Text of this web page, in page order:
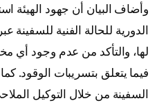
وأضاف البيان أن جهود الهيئة
الدورية للحالة الفنية للسفينة
لها، والتأكد من عدم وجود أي
فيما يتعلق بتسريبات الوقود.
السفينة من خلال التوكيل